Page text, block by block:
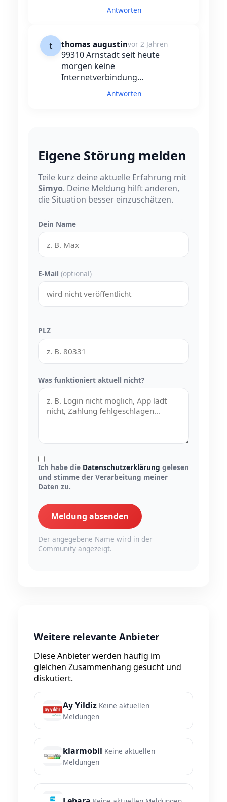
Antworten
t thomas augustinvor 2 Jahren
99310 Arnstadt seit heute
morgen keine
Internetverbindung...
Antworten
Eigene Störung melden
Teile kurz deine aktuelle Erfahrung mit
Simyo. Deine Meldung hilft anderen,
die Situation besser einzuschätzen.
Dein Name
E-Mail (optional)
PLZ
Was funktioniert aktuell nicht?
Ich habe die Datenschutzerklärung gelesen
und stimme der Verarbeitung meiner
Daten zu.
Meldung absenden
Der angegebene Name wird in der
Community angezeigt.
Weitere relevante Anbieter
Diese Anbieter werden häufig im
gleichen Zusammenhang gesucht und
diskutiert.
Ay Yildiz Keine aktuellen
Meldungen
klarmobil Keine aktuellen
Meldungen